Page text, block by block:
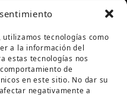
tecnologías como
a la información del
estas tecnologías nos
de
en este sitio. No dar su
negativamente a
de Córdoba